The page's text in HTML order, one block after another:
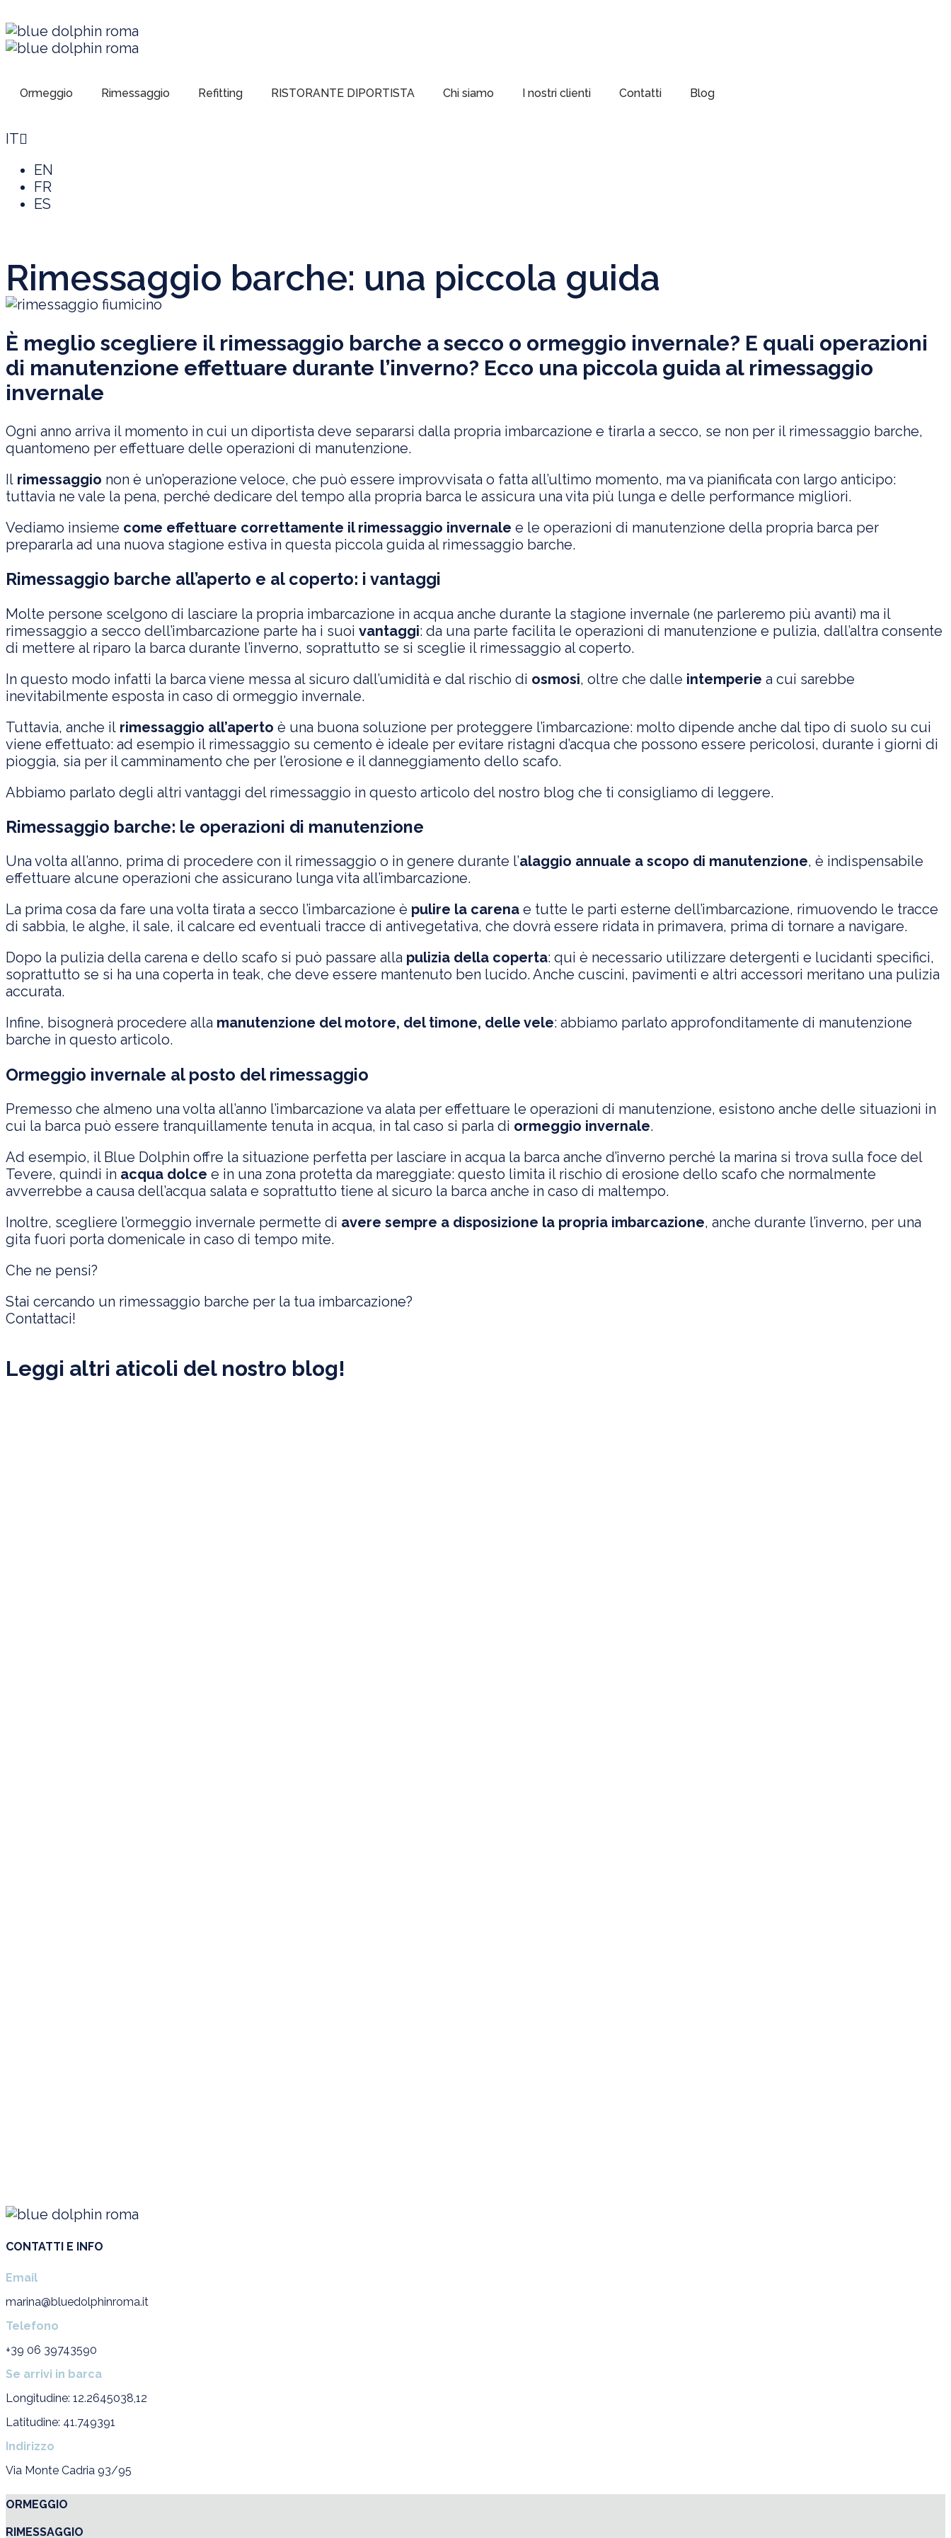
Ormeggio Rimessaggio Refitting RISTORANTE DIPORTISTA Chi siamo I nostri clienti Contatti Blog
IT
EN
FR
ES
Rimessaggio barche: una piccola guida
È meglio scegliere il rimessaggio barche a secco o ormeggio invernale? E quali operazioni
di manutenzione effettuare durante l’inverno? Ecco una piccola guida al rimessaggio
invernale
Ogni anno arriva il momento in cui un diportista deve separarsi dalla propria imbarcazione e tirarla a secco, se non per il rimessaggio barche,
quantomeno per effettuare delle operazioni di manutenzione.
Il rimessaggio non è un’operazione veloce, che può essere improvvisata o fatta all’ultimo momento, ma va pianificata con largo anticipo:
tuttavia ne vale la pena, perché dedicare del tempo alla propria barca le assicura una vita più lunga e delle performance migliori.
Vediamo insieme come effettuare correttamente il rimessaggio invernale e le operazioni di manutenzione della propria barca per
prepararla ad una nuova stagione estiva in questa piccola guida al rimessaggio barche.
Rimessaggio barche all’aperto e al coperto: i vantaggi
Molte persone scelgono di lasciare la propria imbarcazione in acqua anche durante la stagione invernale (ne parleremo più avanti) ma il
rimessaggio a secco dell’imbarcazione parte ha i suoi vantaggi: da una parte facilita le operazioni di manutenzione e pulizia, dall’altra consente
di mettere al riparo la barca durante l’inverno, soprattutto se si sceglie il rimessaggio al coperto.
In questo modo infatti la barca viene messa al sicuro dall’umidità e dal rischio di osmosi, oltre che dalle intemperie a cui sarebbe
inevitabilmente esposta in caso di ormeggio invernale.
Tuttavia, anche il rimessaggio all’aperto è una buona soluzione per proteggere l’imbarcazione: molto dipende anche dal tipo di suolo su cui
viene effettuato: ad esempio il rimessaggio su cemento è ideale per evitare ristagni d’acqua che possono essere pericolosi, durante i giorni di
pioggia, sia per il camminamento che per l’erosione e il danneggiamento dello scafo.
Abbiamo parlato degli altri vantaggi del rimessaggio in questo articolo del nostro blog che ti consigliamo di leggere.
Rimessaggio barche: le operazioni di manutenzione
Una volta all’anno, prima di procedere con il rimessaggio o in genere durante l’alaggio annuale a scopo di manutenzione, è indispensabile
effettuare alcune operazioni che assicurano lunga vita all’imbarcazione.
La prima cosa da fare una volta tirata a secco l’imbarcazione è pulire la carena e tutte le parti esterne dell’imbarcazione, rimuovendo le tracce
di sabbia, le alghe, il sale, il calcare ed eventuali tracce di antivegetativa, che dovrà essere ridata in primavera, prima di tornare a navigare.
Dopo la pulizia della carena e dello scafo si può passare alla pulizia della coperta: qui è necessario utilizzare detergenti e lucidanti specifici,
soprattutto se si ha una coperta in teak, che deve essere mantenuto ben lucido. Anche cuscini, pavimenti e altri accessori meritano una pulizia
accurata.
Infine, bisognerà procedere alla manutenzione del motore, del timone, delle vele: abbiamo parlato approfonditamente di manutenzione
barche in questo articolo.
Ormeggio invernale al posto del rimessaggio
Premesso che almeno una volta all’anno l’imbarcazione va alata per effettuare le operazioni di manutenzione, esistono anche delle situazioni in
cui la barca può essere tranquillamente tenuta in acqua, in tal caso si parla di ormeggio invernale.
Ad esempio, il Blue Dolphin offre la situazione perfetta per lasciare in acqua la barca anche d’inverno perché la marina si trova sulla foce del
Tevere, quindi in acqua dolce e in una zona protetta da mareggiate: questo limita il rischio di erosione dello scafo che normalmente
avverrebbe a causa dell’acqua salata e soprattutto tiene al sicuro la barca anche in caso di maltempo.
Inoltre, scegliere l’ormeggio invernale permette di avere sempre a disposizione la propria imbarcazione, anche durante l’inverno, per una
gita fuori porta domenicale in caso di tempo mite.
Che ne pensi?
Stai cercando un rimessaggio barche per la tua imbarcazione?
Contattaci!
Leggi altri aticoli del nostro blog!
CONTATTI E INFO
Email
marina@bluedolphinroma.it
Telefono
+39 06 39743590
Se arrivi in barca
Longitudine: 12.2645038,12
Latitudine: 41.749391
Indirizzo
Via Monte Cadria 93/95
ORMEGGIO
RIMESSAGGIO